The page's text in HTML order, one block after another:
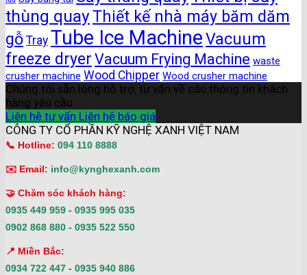
thùng quayThiết kế nhà máy băm dăm
gỗ Tray Tube Ice MachineVacuum
freeze dryer Vacuum Frying Machine waste
crusher machine Wood Chipper Wood crusher machine
Chúng tôi sẵn lòng hỗ trợ, tư vấn về các thông tin khách
hàng yêu cầu
Liên hệ tư vấn Liên hệ báo giá
CÔNG TY CỔ PHẦN KỸ NGHỆ XANH VIỆT NAM
📞 Hotline: 094 110 8888
✉️ Email: info@kynghexanh.com
🤝 Chăm sóc khách hàng:
0935 449 959 - 0935 995 035
0902 868 880 - 0935 522 550
📍 Miền Bắc:
0934 722 447 - 0935 940 886